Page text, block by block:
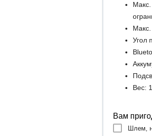
Макс.
Угол
Вес:
Вам
Шлем,